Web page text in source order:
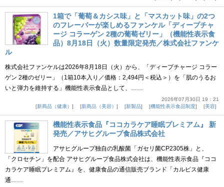
1箱で「葡萄＆カシス味」と「マスカット味」の2つ
のフレーバーが楽しめるファンケル「ディープチャ
ージ コラーゲン 2種の葡萄ゼリー」（機能性表示食
品）8月18日（火）数量限定発売／株式会社ファンケ
ル
株式会社ファンケルは2026年8月18日（火）から、「ディープチャージ コラー
ゲン 2種のゼリー」（1箱10本入り／価格：2,494円＜税込＞）を「肌のうるお
いと弾力を維持する」機能性表示食品として、……
2026年07月30日 19：21
新商品（健康）
新商品（美容） 新製品 機能性表示食品制度 美容
機能性表示食品『ココカラケア睡眠プレミアム』 新
発売／アサヒグループ食品株式会社
アサヒグループ独自の乳酸菌「ガセリ菌CP2305株」と、
「クロセチン」を配合 アサヒグループ食品株式会社は、機能性表示食品『ココ
カラケア睡眠プレミアム』を、健康食品の通信販売ブランド「カルピス健康
通……